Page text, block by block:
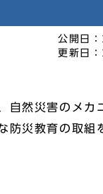
公開日：
更新日：
自然災害のメカ
防災教育の取組